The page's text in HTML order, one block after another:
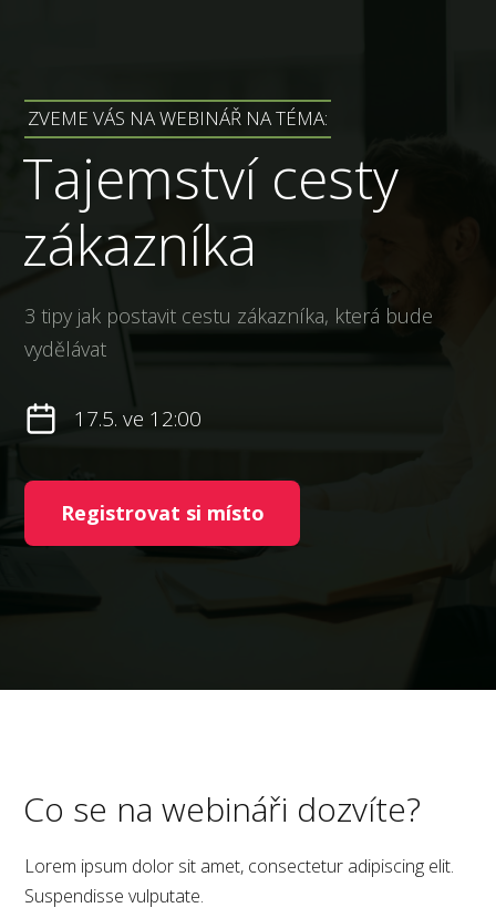
ZVEME VÁS NA WEBINÁŘ NA TÉMA:
Tajemství cesty
zákazníka
3 tipy jak postavit cestu zákazníka, která bude
vydělávat
17.5. ve 12:00
Registrovat si místo
Co se na webináři dozvíte?
Lorem ipsum dolor sit amet, consectetur adipiscing elit.
Suspendisse vulputate.